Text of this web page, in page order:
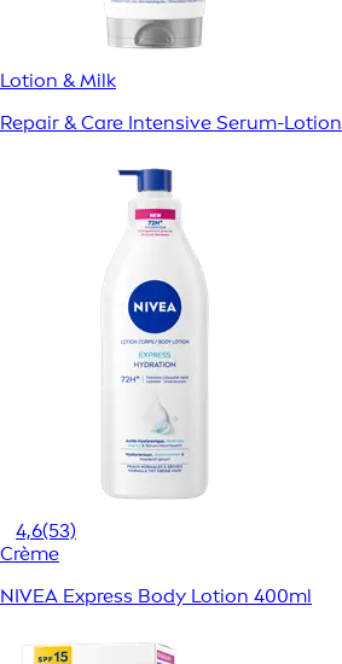
Lotion & Milk
Repair & Care Intensive Serum-Lotion
4,6(53)
Crème
NIVEA Express Body Lotion 400ml